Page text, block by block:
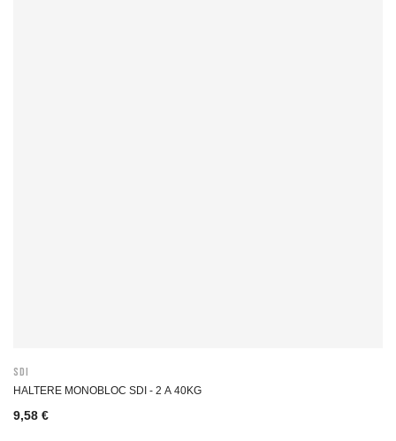
SDI
HALTERE MONOBLOC SDI - 2 A 40KG
9,58 €